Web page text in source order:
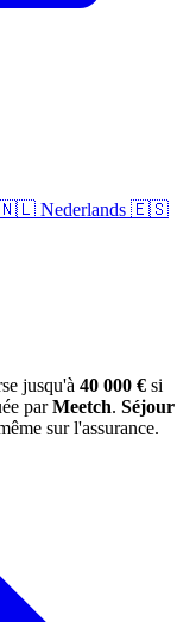
Nederlands 🇪🇸
jusqu'à 40 000 € si
parMeetch. Séjour
sur l'assurance.